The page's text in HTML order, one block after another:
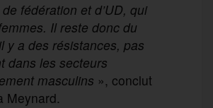
fédération et d’UD, qui
Il reste donc du
y a des résistances, pas
dans les secteurs
masculins », conclut
Meynard.